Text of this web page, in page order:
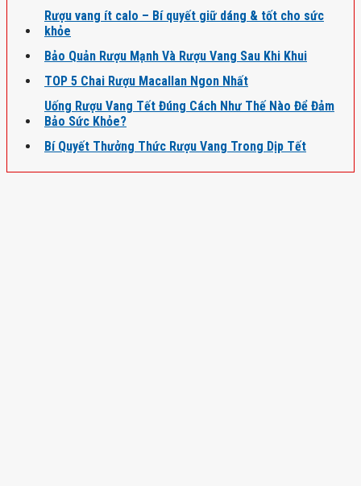
Rượu vang ít calo – Bí quyết giữ dáng & tốt cho sức
khỏe
Bảo Quản Rượu Mạnh Và Rượu Vang Sau Khi Khui
TOP 5 Chai Rượu Macallan Ngon Nhất
Uống Rượu Vang Tết Đúng Cách Như Thế Nào Để Đảm
Bảo Sức Khỏe?
Bí Quyết Thưởng Thức Rượu Vang Trong Dịp Tết